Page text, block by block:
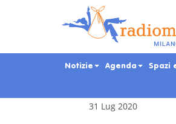
Notizie Agenda Spazi
Eventi
31 Lug 2020